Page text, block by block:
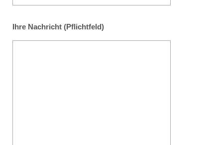
Ihre Nachricht (Pflichtfeld)